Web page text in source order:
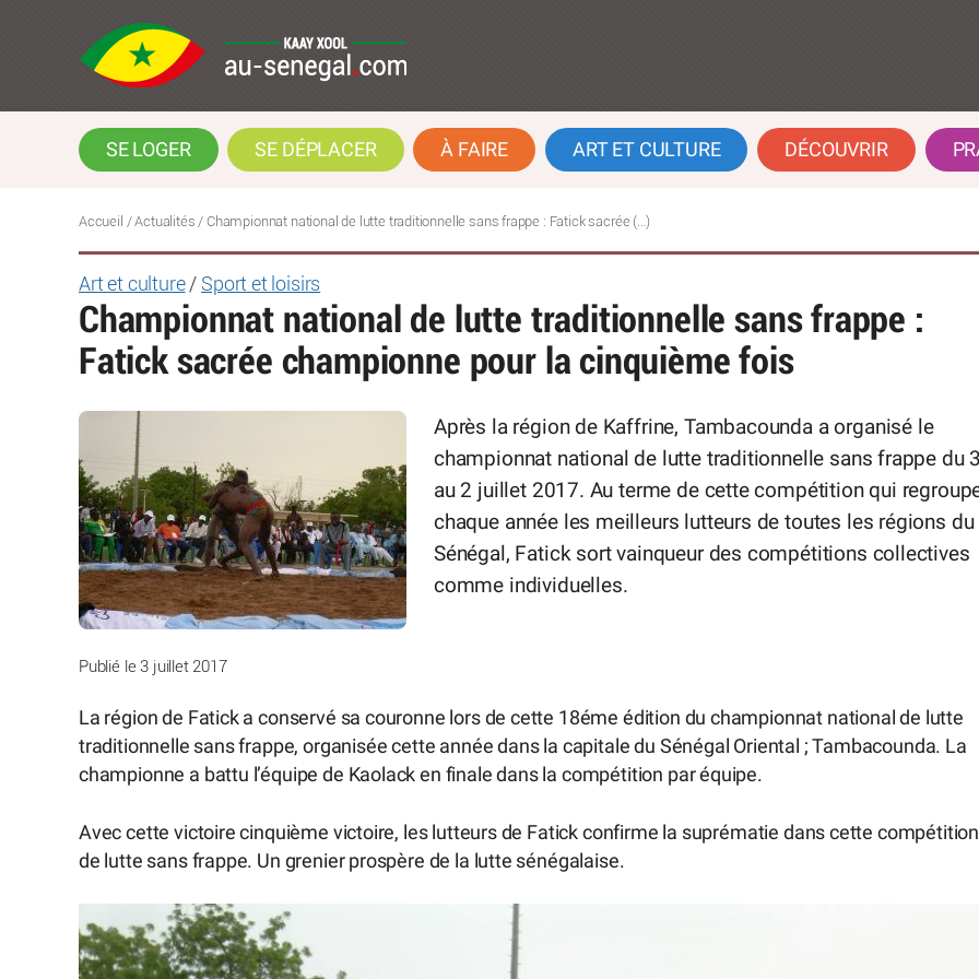
SE LOGER SE DÉPLACER À FAIRE ART ET CULTURE DÉCOUVRIR
Accueil /Actualités / Championnat national de lutte traditionnelle sans frappe : Fatick sacrée (…)
Art et culture/ Sport et loisirs
Championnat national de lutte traditionnelle sans frappe :
Fatick sacrée championne pour la cinquième fois
Après la région de Kaffrine, Tambacounda a organisé le
championnat national de lutte traditionnelle sans frappe du
au 2 juillet 2017. Au terme de cette compétition qui
chaque année les meilleurs lutteurs de toutes les régions du
Sénégal, Fatick sort vainqueur des compétitions collectives
comme individuelles.
Publié le 3 juillet 2017
La région de Fatick a conservé sa couronne lors de cette 18éme édition du championnat national de lutte
traditionnelle sans frappe, organisée cette année dans la capitale du Sénégal Oriental ; Tambacounda. La
championne a battu l’équipe de Kaolack en finale dans la compétition par équipe.
Avec cette victoire cinquième victoire, les lutteurs de Fatick confirme la suprématie dans cette compétition
de lutte sans frappe. Un grenier prospère de la lutte sénégalaise.